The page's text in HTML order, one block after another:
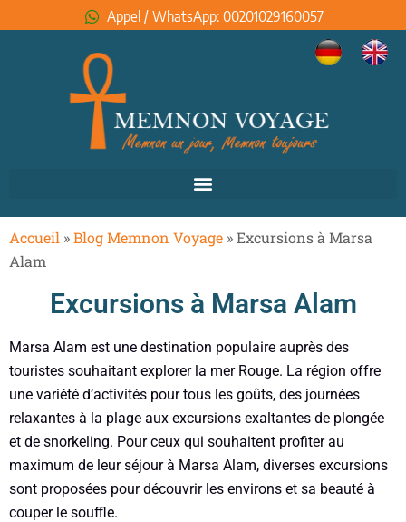
Appel / WhatsApp: 00201029160057
Accueil »Blog Memnon Voyage »Excursions à Marsa
Alam
Excursions à Marsa Alam
Marsa Alam est une destination populaire auprès des
touristes souhaitant explorer la mer Rouge. La région offre
une variété d’activités pour tous les goûts, des journées
relaxantes à la plage aux excursions exaltantes de plongée
et de snorkeling. Pour ceux qui souhaitent profiter au
maximum de leur séjour à Marsa Alam, diverses excursions
sont proposées pour découvrir les environs et sa beauté à
couper le souffle.